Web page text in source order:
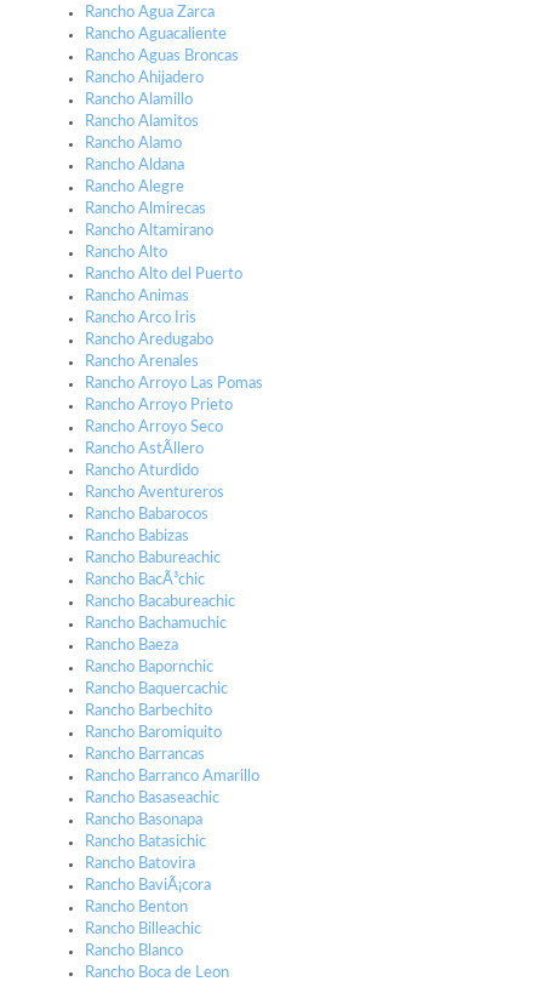
Rancho Agua Zarca
Rancho Aguacaliente
Rancho Aguas Broncas
Rancho Ahijadero
Rancho Alamillo
Rancho Alamitos
Rancho Alamo
Rancho Aldana
Rancho Alegre
Rancho Almirecas
Rancho Altamirano
Rancho Alto
Rancho Alto del Puerto
Rancho Animas
Rancho Arco Iris
Rancho Aredugabo
Rancho Arenales
Rancho Arroyo Las Pomas
Rancho Arroyo Prieto
Rancho Arroyo Seco
Rancho AstÃ­llero
Rancho Aturdido
Rancho Aventureros
Rancho Babarocos
Rancho Babizas
Rancho Babureachic
Rancho BacÃ³chic
Rancho Bacabureachic
Rancho Bachamuchic
Rancho Baeza
Rancho Bapornchic
Rancho Baquercachic
Rancho Barbechito
Rancho Baromiquito
Rancho Barrancas
Rancho Barranco Amarillo
Rancho Basaseachic
Rancho Basonapa
Rancho Batasichic
Rancho Batovira
Rancho BaviÃ¡cora
Rancho Benton
Rancho Billeachic
Rancho Blanco
Rancho Boca de Leon